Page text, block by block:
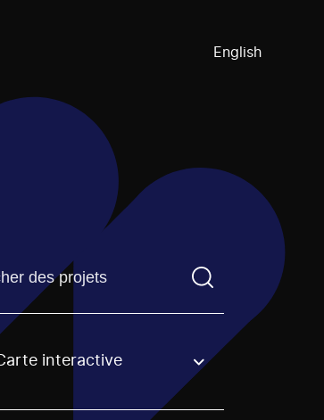
English
projetVous devez saisir un terme de
interactive